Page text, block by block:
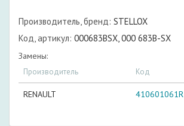
Производитель, бренд: STELLOX
Код, артикул: 000683BSX, 000 683B-SX
Замены:
Производитель Код
RENAULT 410601061R